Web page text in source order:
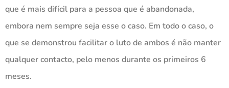
que é mais difícil para a pessoa que é abandonada,
embora nem sempre seja esse o caso. Em todo o caso, o
que se demonstrou facilitar o luto de ambos é não manter
qualquer contacto, pelo menos durante os primeiros 6
meses.